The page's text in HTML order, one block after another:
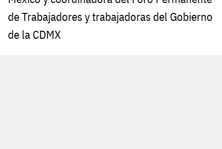
de Trabajadores y trabajadoras del Gobierno
de la CDMX